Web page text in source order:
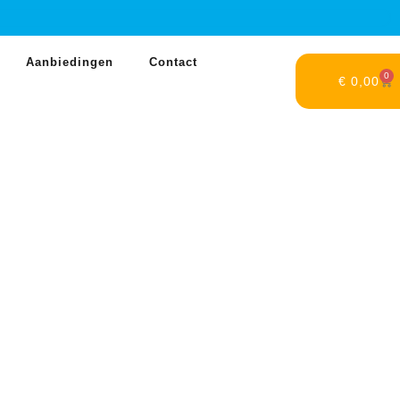
Aanbiedingen Contact
€ 0,00 0